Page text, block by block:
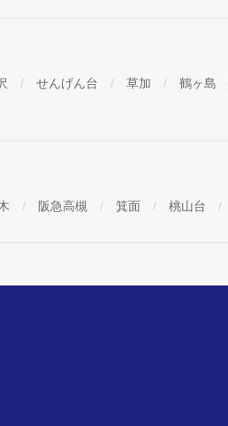
せんげん台 草加 鶴ヶ島
阪急高槻 箕面 桃山台